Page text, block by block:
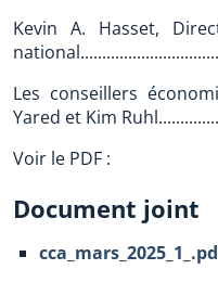
Kevin A. Hasset,
Les conseillers
Yared et Kim
Voir le PDF :
Document joint